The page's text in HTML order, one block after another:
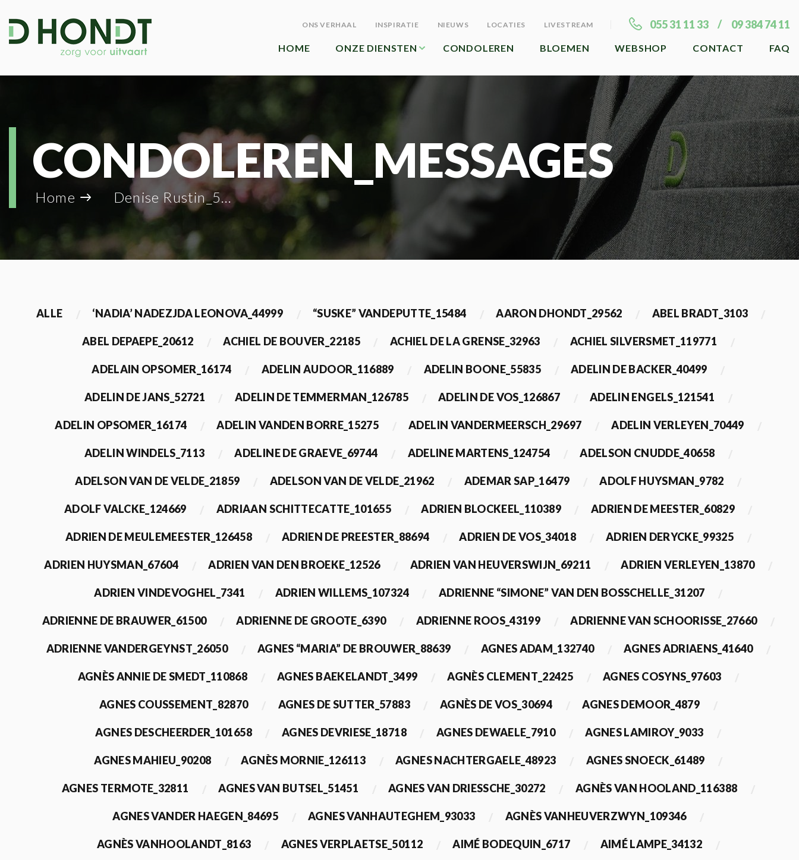
ONS VERHAAL INSPIRATIE NIEUWS LOCATIES LIVESTREAM 055 31 11 33 09 384 74 11
HOME ONZE DIENSTEN CONDOLEREN BLOEMEN WEBSHOP CONTACT FAQ
CONDOLEREN_MESSAGES
Home Denise Rustin_59056
ALLE ‘NADIA’ NADEZJDA LEONOVA_44999 “SUSKE” VANDEPUTTE_15484 AARON DHONDT_29562 ABEL BRADT_3103
ABEL DEPAEPE_20612 ACHIEL DE BOUVER_22185 ACHIEL DE LA GRENSE_32963 ACHIEL SILVERSMET_119771
ADELAIN OPSOMER_16174 ADELIN AUDOOR_116889 ADELIN BOONE_55835 ADELIN DE BACKER_40499
ADELIN DE JANS_52721 ADELIN DE TEMMERMAN_126785 ADELIN DE VOS_126867 ADELIN ENGELS_121541
ADELIN OPSOMER_16174 ADELIN VANDEN BORRE_15275 ADELIN VANDERMEERSCH_29697 ADELIN VERLEYEN_70449
ADELIN WINDELS_7113 ADELINE DE GRAEVE_69744 ADELINE MARTENS_124754 ADELSON CNUDDE_40658
ADELSON VAN DE VELDE_21859 ADELSON VAN DE VELDE_21962 ADEMAR SAP_16479 ADOLF HUYSMAN_9782
ADOLF VALCKE_124669 ADRIAAN SCHITTECATTE_101655 ADRIEN BLOCKEEL_110389 ADRIEN DE MEESTER_60829
ADRIEN DE MEULEMEESTER_126458 ADRIEN DE PREESTER_88694 ADRIEN DE VOS_34018 ADRIEN DERYCKE_99325
ADRIEN HUYSMAN_67604 ADRIEN VAN DEN BROEKE_12526 ADRIEN VAN HEUVERSWIJN_69211 ADRIEN VERLEYEN_13870
ADRIEN VINDEVOGHEL_7341 ADRIEN WILLEMS_107324 ADRIENNE “SIMONE” VAN DEN BOSSCHELLE_31207
ADRIENNE DE BRAUWER_61500 ADRIENNE DE GROOTE_6390 ADRIENNE ROOS_43199 ADRIENNE VAN SCHOORISSE_27660
ADRIENNE VANDERGEYNST_26050 AGNES “MARIA” DE BROUWER_88639 AGNES ADAM_132740 AGNES ADRIAENS_41640
AGNÈS ANNIE DE SMEDT_110868 AGNES BAEKELANDT_3499 AGNÈS CLEMENT_22425 AGNES COSYNS_97603
AGNES COUSSEMENT_82870 AGNES DE SUTTER_57883 AGNÈS DE VOS_30694 AGNES DEMOOR_4879
AGNES DESCHEERDER_101658 AGNES DEVRIESE_18718 AGNES DEWAELE_7910 AGNES LAMIROY_9033
AGNES MAHIEU_90208 AGNÈS MORNIE_126113 AGNES NACHTERGAELE_48923 AGNES SNOECK_61489
AGNES TERMOTE_32811 AGNES VAN BUTSEL_51451 AGNES VAN DRIESSCHE_30272 AGNÈS VAN HOOLAND_116388
AGNES VANDER HAEGEN_84695 AGNES VANHAUTEGHEM_93033 AGNÈS VANHEUVERZWYN_109346
AGNÈS VANHOOLANDT_8163 AGNES VERPLAETSE_50112 AIMÉ BODEQUIN_6717 AIMÉ LAMPE_34132